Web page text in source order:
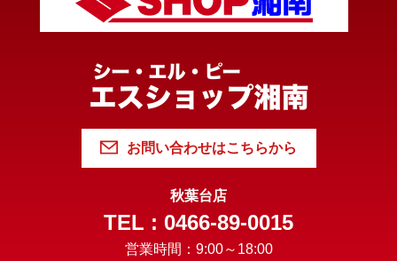
お問い合わせはこちらから
秋葉台店
TEL : 0466-89-0015
営業時間：9:00～18:00